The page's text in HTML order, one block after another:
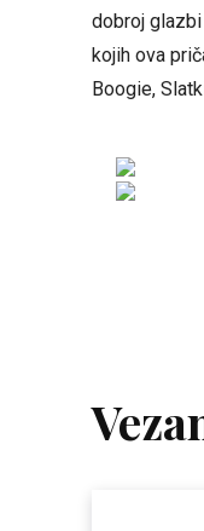
dobroj
kojih ova
Boogie,